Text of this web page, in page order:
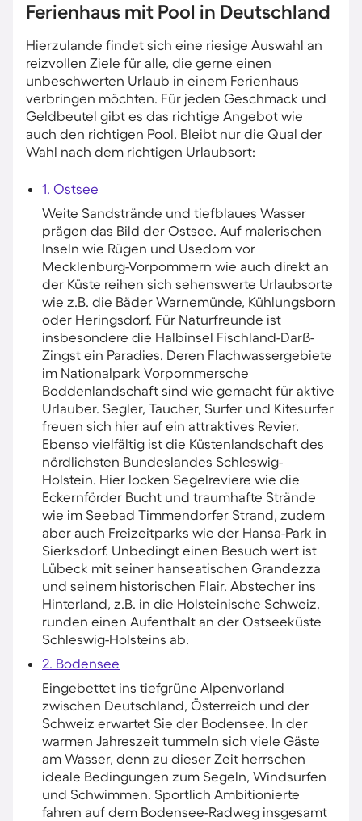
Ferienhaus mit Pool in Deutschland
Hierzulande findet sich eine riesige Auswahl an
reizvollen Ziele für alle, die gerne einen
unbeschwerten Urlaub in einem Ferienhaus
verbringen möchten. Für jeden Geschmack und
Geldbeutel gibt es das richtige Angebot wie
auch den richtigen Pool. Bleibt nur die Qual der
Wahl nach dem richtigen Urlaubsort:
1. Ostsee
Weite Sandstrände und tiefblaues Wasser
prägen das Bild der Ostsee. Auf malerischen
Inseln wie Rügen und Usedom vor
Mecklenburg-Vorpommern wie auch direkt an
der Küste reihen sich sehenswerte Urlaubsorte
wie z.B. die Bäder Warnemünde, Kühlungsborn
oder Heringsdorf. Für Naturfreunde ist
insbesondere die Halbinsel Fischland-Darß-
Zingst ein Paradies. Deren Flachwassergebiete
im Nationalpark Vorpommersche
Boddenlandschaft sind wie gemacht für aktive
Urlauber. Segler, Taucher, Surfer und Kitesurfer
freuen sich hier auf ein attraktives Revier.
Ebenso vielfältig ist die Küstenlandschaft des
nördlichsten Bundeslandes Schleswig-
Holstein. Hier locken Segelreviere wie die
Eckernförder Bucht und traumhafte Strände
wie im Seebad Timmendorfer Strand, zudem
aber auch Freizeitparks wie der Hansa-Park in
Sierksdorf. Unbedingt einen Besuch wert ist
Lübeck mit seiner hanseatischen Grandezza
und seinem historischen Flair. Abstecher ins
Hinterland, z.B. in die Holsteinische Schweiz,
runden einen Aufenthalt an der Ostseeküste
Schleswig-Holsteins ab.
2. Bodensee
Eingebettet ins tiefgrüne Alpenvorland
zwischen Deutschland, Österreich und der
Schweiz erwartet Sie der Bodensee. In der
warmen Jahreszeit tummeln sich viele Gäste
am Wasser, denn zu dieser Zeit herrschen
ideale Bedingungen zum Segeln, Windsurfen
und Schwimmen. Sportlich Ambitionierte
fahren auf dem Bodensee-Radweg insgesamt